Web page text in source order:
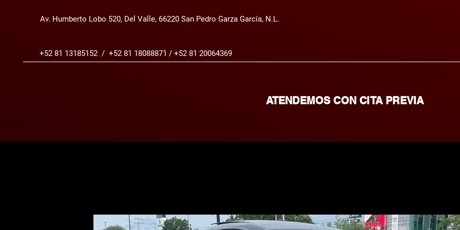
Av. Humberto Lobo 520, Del Valle, 66220 San Pedro Garza García, N.L.
+52 81 13185152 / +52 81 18088871 / +52 81 20064369
ATENDEMOS CON CITA PREVIA